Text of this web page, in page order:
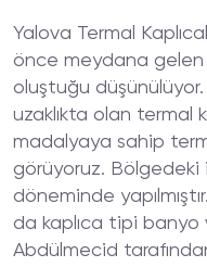
Yalova Termal
önce meydana gelen
oluştuğu
uzaklıkta olan termal
madalyaya sahip
görüyoruz. Bölgedeki
döneminde
da kaplıca tipi banyo
Abdülmecid